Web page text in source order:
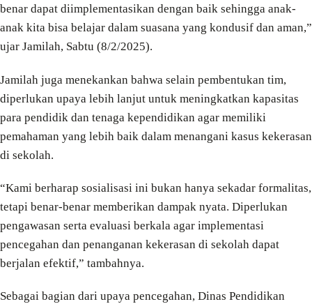
benar dapat diimplementasikan dengan baik sehingga anak-
anak kita bisa belajar dalam suasana yang kondusif dan aman,”
ujar Jamilah, Sabtu (8/2/2025).
Jamilah juga menekankan bahwa selain pembentukan tim,
diperlukan upaya lebih lanjut untuk meningkatkan kapasitas
para pendidik dan tenaga kependidikan agar memiliki
pemahaman yang lebih baik dalam menangani kasus kekerasan
di sekolah.
“Kami berharap sosialisasi ini bukan hanya sekadar formalitas,
tetapi benar-benar memberikan dampak nyata. Diperlukan
pengawasan serta evaluasi berkala agar implementasi
pencegahan dan penanganan kekerasan di sekolah dapat
berjalan efektif,” tambahnya.
Sebagai bagian dari upaya pencegahan, Dinas Pendidikan